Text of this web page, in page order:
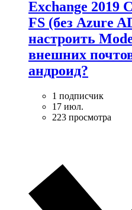
Exchange 2019
FS (без Azure
настроить
внешних
андроид?
1 подписчик
17 июл.
223 просмотра